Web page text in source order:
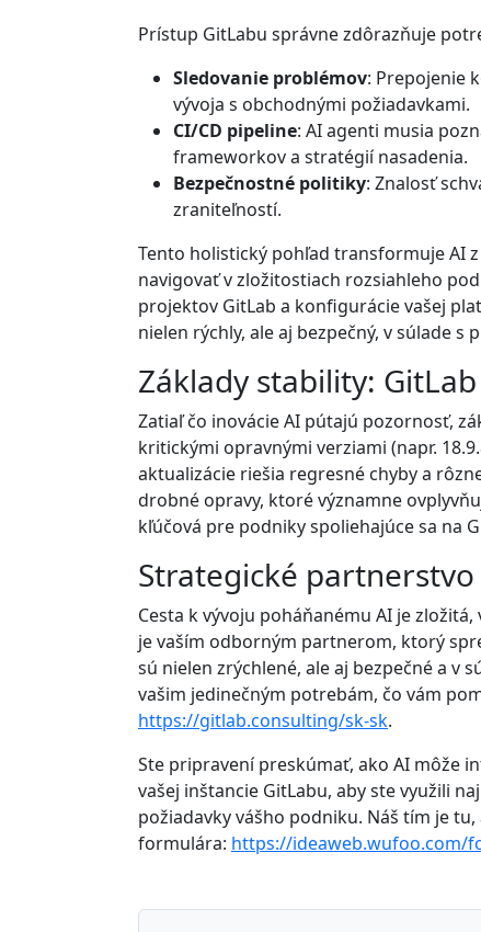
Prístup GitLabu správne zdôrazňuje
Sledovanie problémov: Prepojenie
vývoja s obchodnými požiadavkami.
CI/CD pipeline: AI agenti musia
frameworkov a stratégií nasadenia.
Bezpečnostné politiky: Znalosť
zraniteľností.
Tento holistický pohľad transformuje AI
navigovať v zložitostiach rozsiahleho
projektov GitLab a konfigurácie vašej
nielen rýchly, ale aj bezpečný, v súlade
Základy stability:
Zatiaľ čo inovácie AI pútajú pozornosť,
kritickými opravnými verziami (napr.
aktualizácie riešia regresné chyby a
drobné opravy, ktoré významne
kľúčová pre podniky spoliehajúce sa na
Strategické
Cesta k vývoju poháňanému AI je
je vaším odborným partnerom, ktorý
sú nielen zrýchlené, ale aj bezpečné a v
vašim jedinečným potrebám, čo vám
https://gitlab.consulting/sk-sk.
Ste pripravení preskúmať, ako AI môže
vašej inštancie GitLabu, aby ste využili
požiadavky vášho podniku. Náš tím je
formulára: https://ideaweb.wufoo.com/